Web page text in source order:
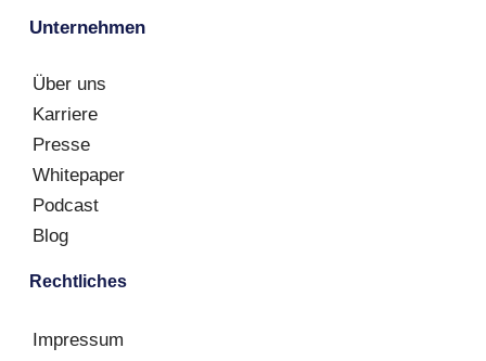
Unternehmen
Über uns
Karriere
Presse
Whitepaper
Podcast
Blog
Rechtliches
Impressum